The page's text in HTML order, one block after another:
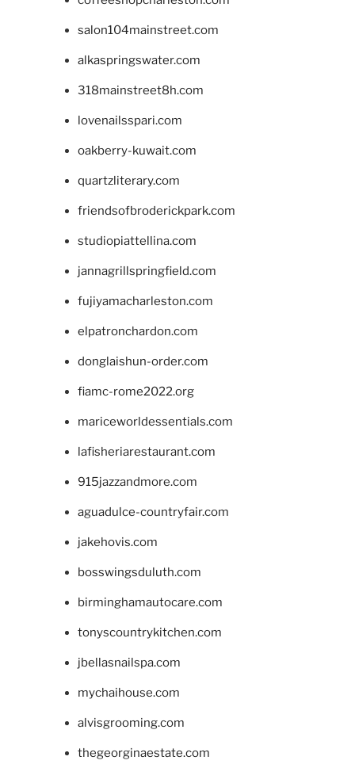
salon104mainstreet.com
alkaspringswater.com
318mainstreet8h.com
lovenailsspari.com
oakberry-kuwait.com
quartzliterary.com
friendsofbroderickpark.com
studiopiattellina.com
jannagrillspringfield.com
fujiyamacharleston.com
elpatronchardon.com
donglaishun-order.com
fiamc-rome2022.org
mariceworldessentials.com
lafisheriarestaurant.com
915jazzandmore.com
aguadulce-countryfair.com
jakehovis.com
bosswingsduluth.com
birminghamautocare.com
tonyscountrykitchen.com
jbellasnailspa.com
mychaihouse.com
alvisgrooming.com
thegeorginaestate.com